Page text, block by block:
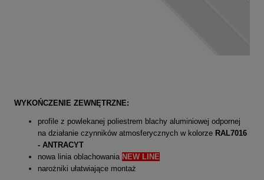
WYKOŃCZENIE ZEWNĘTRZNE:
profile z powlekanej poliestrem blachy aluminiowej odpornej
na działanie czynników atmosferycznych w kolorze RAL7016
- ANTRACYT
nowa linia oblachowania NEW LINE
narożniki ułatwiające montaż